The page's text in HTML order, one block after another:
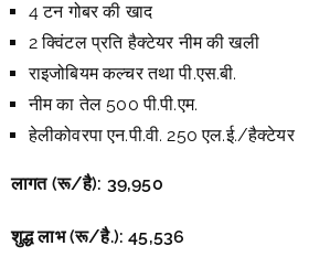
4 टन गोबर की खाद
2 क्विंटल प्रति हैक्टेयर नीम की खली
राइजोबियम कल्चर तथा पी.एस.बी.
नीम का तेल 500 पी.पी.एम.
हेलीकोवरपा एन.पी.वी. 250 एल.ई./हैक्टेयर
लागत (रू/है): 39,950
शुद्ध लाभ (रू/है.):45,536